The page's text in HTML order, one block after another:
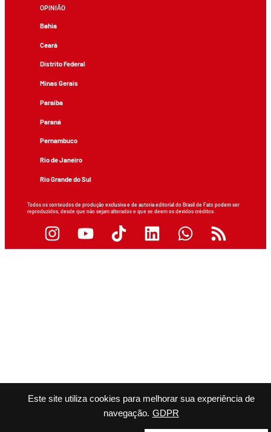
Este site utiliza cookies para melhorar sua experiência de
navegação. GDPR
OPINIÃO
Bahia
Ceará
Distrito Federal
Minas Gerais
Paraíba
Paraná
Pernambuco
Rio de Janeiro
Rio Grande do Sul
Todos os conteúdos de produção exclusiva e de autoria editorial do Brasil de Fato podem ser
reproduzidos, desde que não sejam alterados e que se deem os devidos créditos.